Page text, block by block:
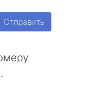
Отправить
.